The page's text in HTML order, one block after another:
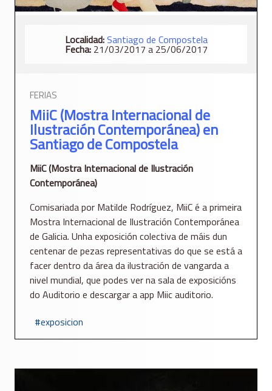
Localidad:Santiago de Compostela
Fecha:21/03/2017 a 25/06/2017
FERIAS
MiiC (Mostra Internacional de
Ilustración Contemporánea) en
Santiago de Compostela
MiiC (Mostra Internacional de Ilustración
Contemporánea)
Comisariada por Matilde Rodríguez, MiiC é a primeira
Mostra Internacional de Ilustración Contemporánea
de Galicia. Unha exposición colectiva de máis dun
centenar de pezas representativas do que se está a
facer dentro da área da ilustración de vangarda a
nivel mundial, que podes ver na sala de exposicións
do Auditorio e descargar a app Miic auditorio.
exposicion